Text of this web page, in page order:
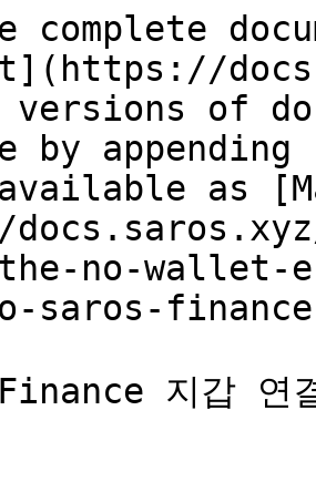
complete
versions of
by
as
no-wallet-
saros-
지갑